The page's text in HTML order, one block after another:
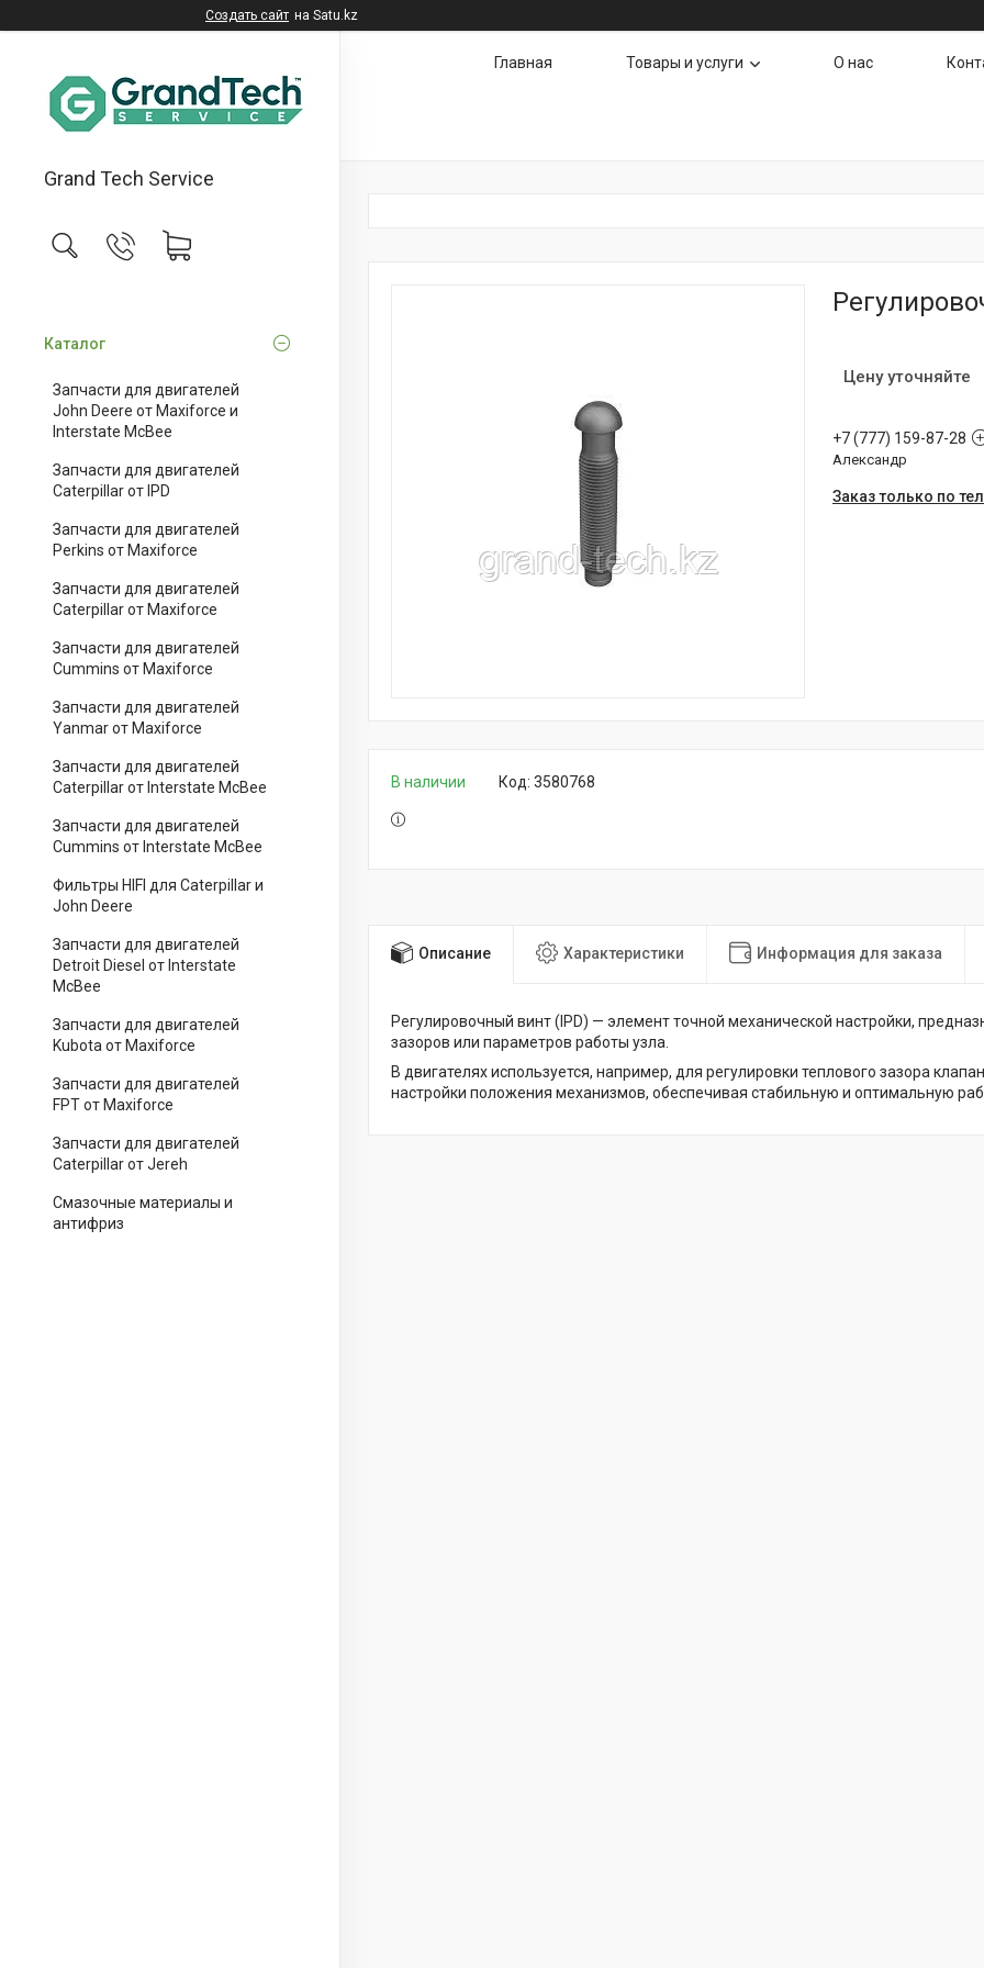
Создать сайт на Satu.kz
Grand Tech Service
Каталог
Запчасти для двигателей
John Deere от Maxiforce и
Interstate McBee
Запчасти для двигателей
Caterpillar от IPD
Запчасти для двигателей
Perkins от Maxiforce
Запчасти для двигателей
Caterpillar от Maxiforce
Запчасти для двигателей
Cummins от Maxiforce
Запчасти для двигателей
Yanmar от Maxiforce
Запчасти для двигателей
Caterpillar от Interstate McBee
Запчасти для двигателей
Cummins от Interstate McBee
Фильтры HIFI для Caterpillar и
John Deere
Запчасти для двигателей
Detroit Diesel от Interstate
McBee
Запчасти для двигателей
Kubota от Maxiforce
Запчасти для двигателей
FPT от Maxiforce
Запчасти для двигателей
Caterpillar от Jereh
Смазочные материалы и
антифриз
Главная Товары и услуги О нас
Цену уточняйте
+7 (777) 159-87-28
Александр
Заказ только по
В наличии Код: 3580768
Описание Характеристики Информация для заказа
Регулировочный винт (IPD) — элемент точной механической настройки,
зазоров или параметров работы узла.
В двигателях используется, например, для регулировки теплового зазора
настройки положения механизмов, обеспечивая стабильную и оптимальную